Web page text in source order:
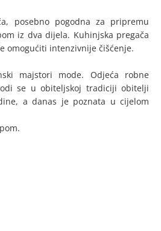
posebno pogodna za pripremu
iz dva dijela. Kuhinjska pregača
omogućiti intenzivnije čišćenje.
majstori mode. Odjeća robne
se u obiteljskoj tradiciji obitelji
a danas je poznata u cijelom